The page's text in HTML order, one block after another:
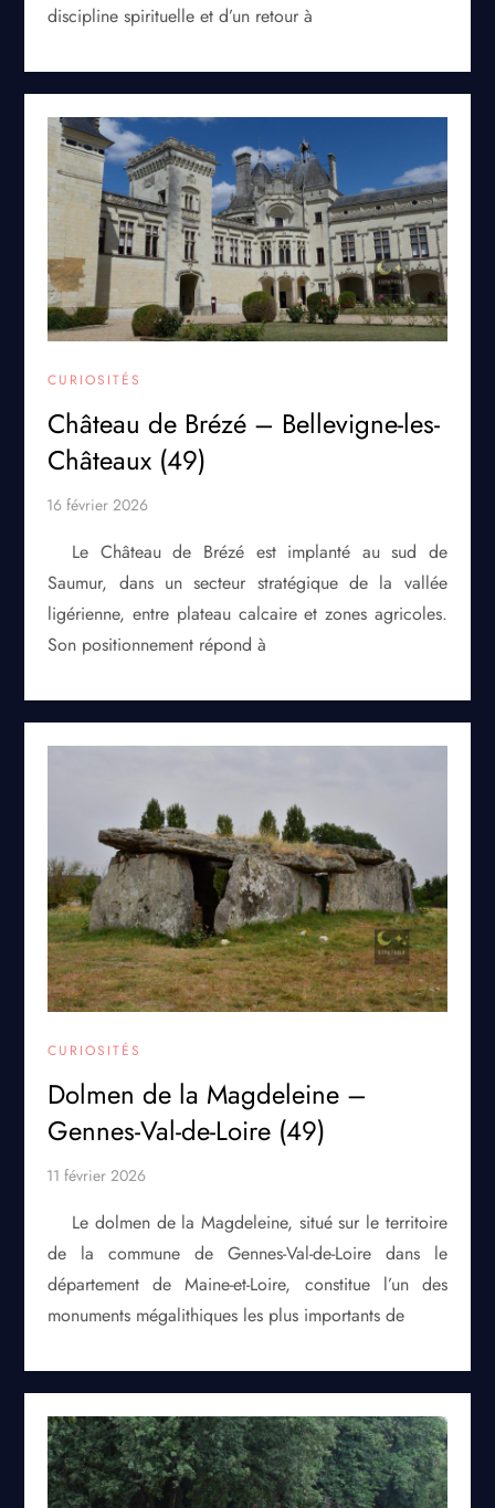
discipline spirituelle et d’un retour à
CURIOSITÉS
Château de Brézé – Bellevigne-les-
Châteaux (49)
Le Château de Brézé est implanté au sud de
Saumur, dans un secteur stratégique de la vallée
ligérienne, entre plateau calcaire et zones agricoles.
Son positionnement répond à
CURIOSITÉS
Dolmen de la Magdeleine –
Gennes-Val-de-Loire (49)
Le dolmen de la Magdeleine, situé sur le territoire
de la commune de Gennes-Val-de-Loire dans le
département de Maine-et-Loire, constitue l’un des
monuments mégalithiques les plus importants de